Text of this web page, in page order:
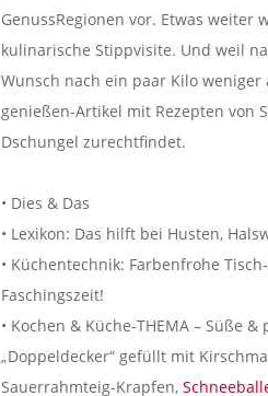
GenussRegionen vor. Etwas weiter
kulinarische Stippvisite. Und weil
Wunsch nach ein paar Kilo
genießen-Artikel mit Rezepten von
Dschungel zurechtfindet.
• Dies & Das
• Lexikon: Das hilft bei Husten,
• Küchentechnik: Farbenfrohe
Faschingszeit!
• Kochen & Küche-THEMA – Süße
„Doppeldecker“ gefüllt mit
Sauerrahmteig-Krapfen,